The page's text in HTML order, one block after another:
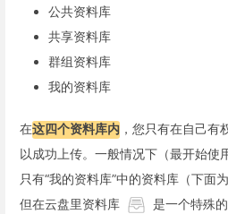
公共资料库
共享资料库
群组资料库
我的资料库
在这四个资料库内 ，您只有在自己有
以成功上传。一般情况下（最开始使
只有“我的资料库”中的资料库（下面
但在云盘里资料库
是一个特殊